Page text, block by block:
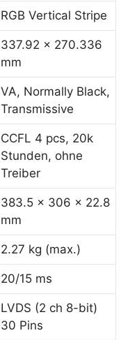
RGB Vertical Stripe
337.92 x 270.336
mm
VA, Normally Black,
Transmissive
CCFL 4 pcs, 20k
Stunden, ohne
Treiber
383.5 x 306 x 22.8
mm
2.27 kg (max.)
20/15 ms
LVDS (2 ch 8-bit)
30 Pins